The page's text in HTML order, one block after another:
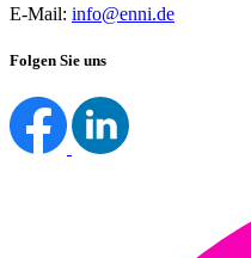
E-Mail: info@enni.de
Folgen Sie uns